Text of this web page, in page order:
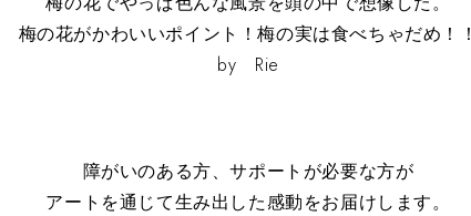
梅の花がかわいいポイント！梅の実は食べちゃだめ！！
by Rie
障がいのある方、サポートが必要な方が
アートを通じて生み出した感動をお届けします。